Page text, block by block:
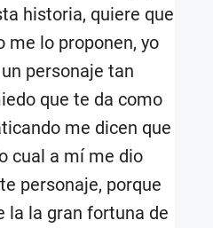
historia, quiere que
me lo proponen, yo
personaje tan
que te da como
me dicen que
cual a mí me dio
personaje, porque
la la gran fortuna de